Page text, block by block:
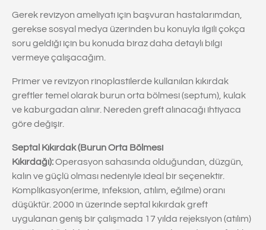
Gerek revizyon ameliyatı için başvuran hastalarımdan,
gerekse sosyal medya üzerinden bu konuyla ilgili çokça
soru geldiği için bu konuda biraz daha detaylı bilgi
vermeye çalışacağım.
Primer ve revizyon rinoplastilerde kullanılan kıkırdak
greftler temel olarak burun orta bölmesi (septum), kulak
ve kaburgadan alınır. Nereden greft alınacağı ihtiyaca
göre değişir.
Septal Kıkırdak (Burun Orta Bölmesi
Kıkırdağı):Operasyon sahasında olduğundan, düzgün,
kalın ve güçlü olması nedeniyle ideal bir seçenektir.
Komplikasyon(erime, infeksion, atılım, eğilme) oranı
düşüktür. 2000 in üzerinde septal kıkırdak greft
uygulanan geniş bir çalışmada 17 yılda rejeksiyon (atılım)